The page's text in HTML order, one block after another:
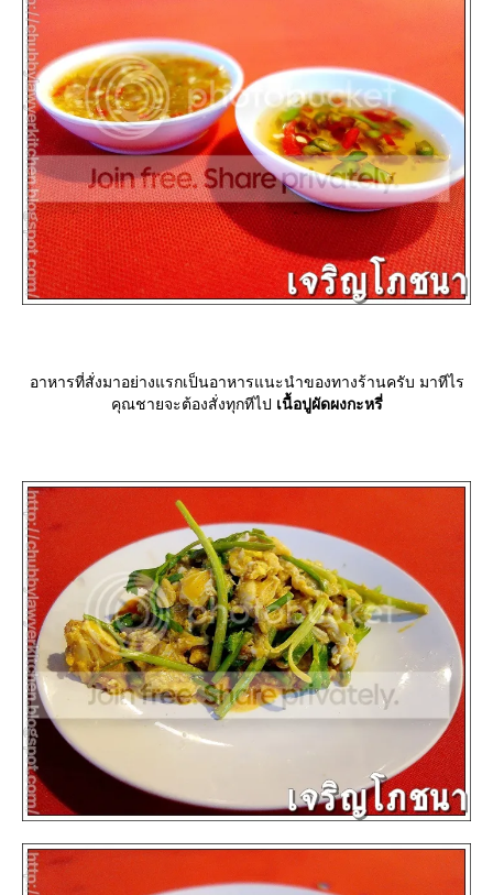
อาหารที่สั่งมาอย่างแรกเป็นอาหารแนะนำของทางร้านครับ มาทีไร
คุณชายจะต้องสั่งทุกทีไป เนื้อปูผัดผงกะหรี่